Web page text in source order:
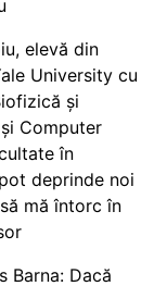
elevă din
University cu
și
Computer
în
deprinde noi
mă întorc în
Barna: Dacă